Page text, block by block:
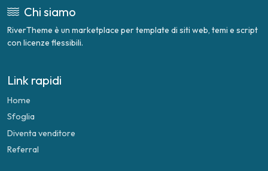
Chi siamo
RiverTheme è un marketplace per template di siti web, temi e script
con licenze flessibili.
Link rapidi
Home
Sfoglia
Diventa venditore
Referral